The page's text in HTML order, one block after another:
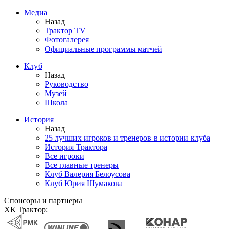
Медиа
Назад
Трактор TV
Фотогалерея
Официальные программы матчей
Клуб
Назад
Руководство
Музей
Школа
История
Назад
25 лучших игроков и тренеров в истории клуба
История Трактора
Все игроки
Все главные тренеры
Клуб Валерия Белоусова
Клуб Юрия Шумакова
Спонсоры и партнеры
ХК Трактор: